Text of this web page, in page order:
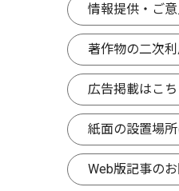
情報提供・ご
著作物の二次
広告掲載はこち
紙面の設置場
Web版記事の